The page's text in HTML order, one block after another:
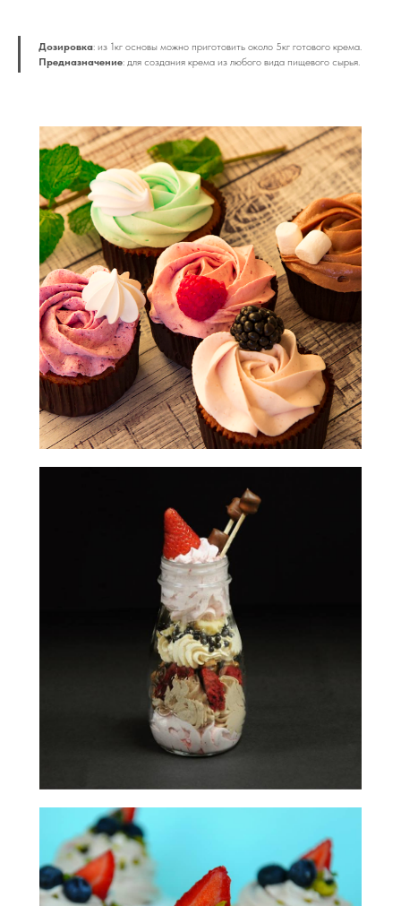
Дозировка: из 1кг основы можно приготовить около 5кг готового крема.
Предназначение: для создания крема из любого вида пищевого сырья.